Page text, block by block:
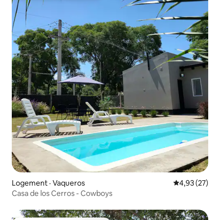
Logement · Vaqueros Note
4,93 (27)
Casa de los Cerros - Cowboys